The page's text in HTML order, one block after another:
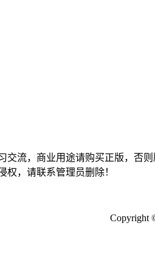
交流，商业用途请购买正版，否则
权，请联系管理员删除！
Copyright